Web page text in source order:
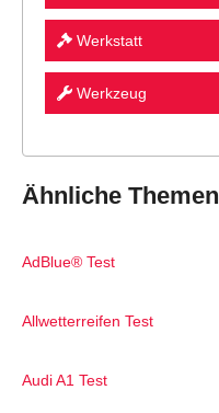
Werkstatt
Werkzeug
Ähnliche Themen
AdBlue® Test
Allwetterreifen Test
Audi A1 Test